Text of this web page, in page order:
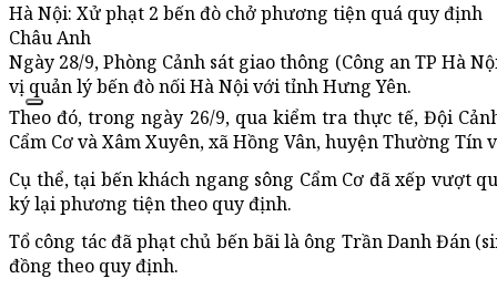
Hà Nội: Xử phạt 2 bến đò chở phương tiện quá quy định
Châu Anh
Ngày 28/9, Phòng Cảnh sát giao thông (Công an TP Hà
vị quản lý bến đò nối Hà Nội với tỉnh Hưng Yên.
Theo đó, trong ngày 26/9, qua kiểm tra thực tế, Đội
Cẩm Cơ và Xâm Xuyên, xã Hồng Vân, huyện Thường
Cụ thể, tại bến khách ngang sông Cẩm Cơ đã xếp vượt
ký lại phương tiện theo quy định.
Tổ công tác đã phạt chủ bến bãi là ông Trần Danh Đán
đồng theo quy định.